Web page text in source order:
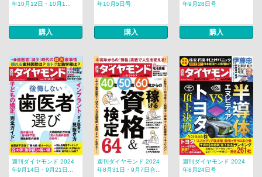
年10月12日・10月1...
購入
年10月5日号
購入
年9月28日号
購入
週刊ダイヤモンド 2024
年9月14日・9月21日...
週刊ダイヤモンド 2024
年8月31日・9月7日合...
週刊ダイヤモンド 2024
年8月24日号